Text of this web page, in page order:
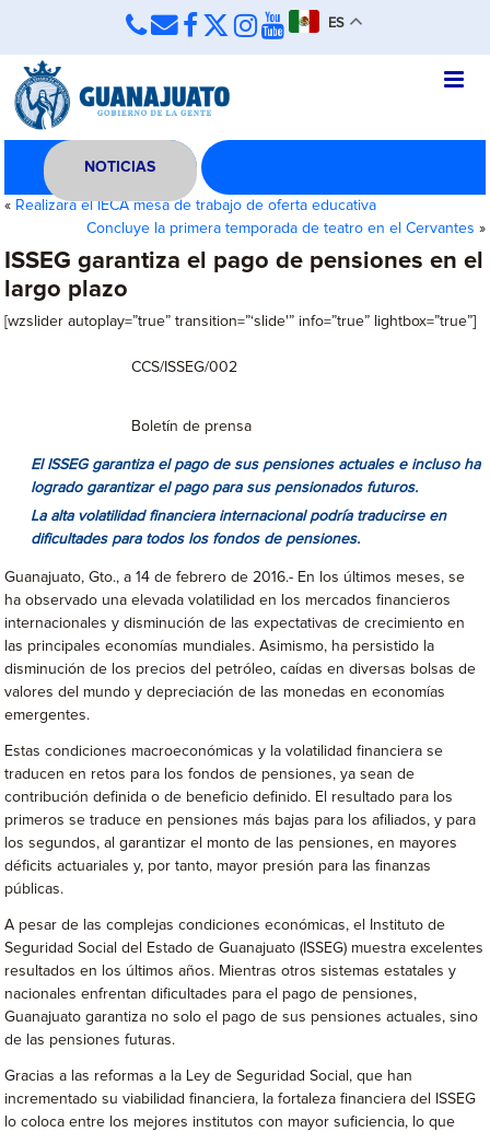
ES
NOTICIAS
« Realizará el IECA mesa de trabajo de oferta educativa
Concluye la primera temporada de teatro en el Cervantes »
ISSEG garantiza el pago de pensiones en el
largo plazo
[wzslider autoplay=”true” transition=”‘slide'” info=”true” lightbox=”true”]
CCS/ISSEG/002
Boletín de prensa
El ISSEG garantiza el pago de sus pensiones actuales e incluso ha
logrado garantizar el pago para sus pensionados futuros.
La alta volatilidad financiera internacional podría traducirse en
dificultades para todos los fondos de pensiones.
Guanajuato, Gto., a 14 de febrero de 2016.- En los últimos meses, se
ha observado una elevada volatilidad en los mercados financieros
internacionales y disminución de las expectativas de crecimiento en
las principales economías mundiales. Asimismo, ha persistido la
disminución de los precios del petróleo, caídas en diversas bolsas de
valores del mundo y depreciación de las monedas en economías
emergentes.
Estas condiciones macroeconómicas y la volatilidad financiera se
traducen en retos para los fondos de pensiones, ya sean de
contribución definida o de beneficio definido. El resultado para los
primeros se traduce en pensiones más bajas para los afiliados, y para
los segundos, al garantizar el monto de las pensiones, en mayores
déficits actuariales y, por tanto, mayor presión para las finanzas
públicas.
A pesar de las complejas condiciones económicas, el Instituto de
Seguridad Social del Estado de Guanajuato (ISSEG) muestra excelentes
resultados en los últimos años. Mientras otros sistemas estatales y
nacionales enfrentan dificultades para el pago de pensiones,
Guanajuato garantiza no solo el pago de sus pensiones actuales, sino
de las pensiones futuras.
Gracias a las reformas a la Ley de Seguridad Social, que han
incrementado su viabilidad financiera, la fortaleza financiera del ISSEG
lo coloca entre los mejores institutos con mayor suficiencia, lo que